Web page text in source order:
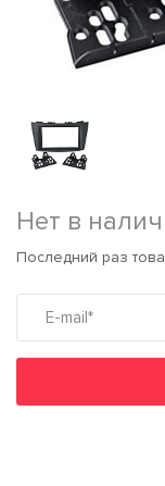
Нет в
Последний раз